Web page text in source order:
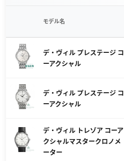
モデル名
デ・ヴィル プレステージ コ
ーアクシャル
デ・ヴィル プレステージ コ
ーアクシャル
デ・ヴィル トレゾア コーア
クシャルマスタークロノメ
ーター